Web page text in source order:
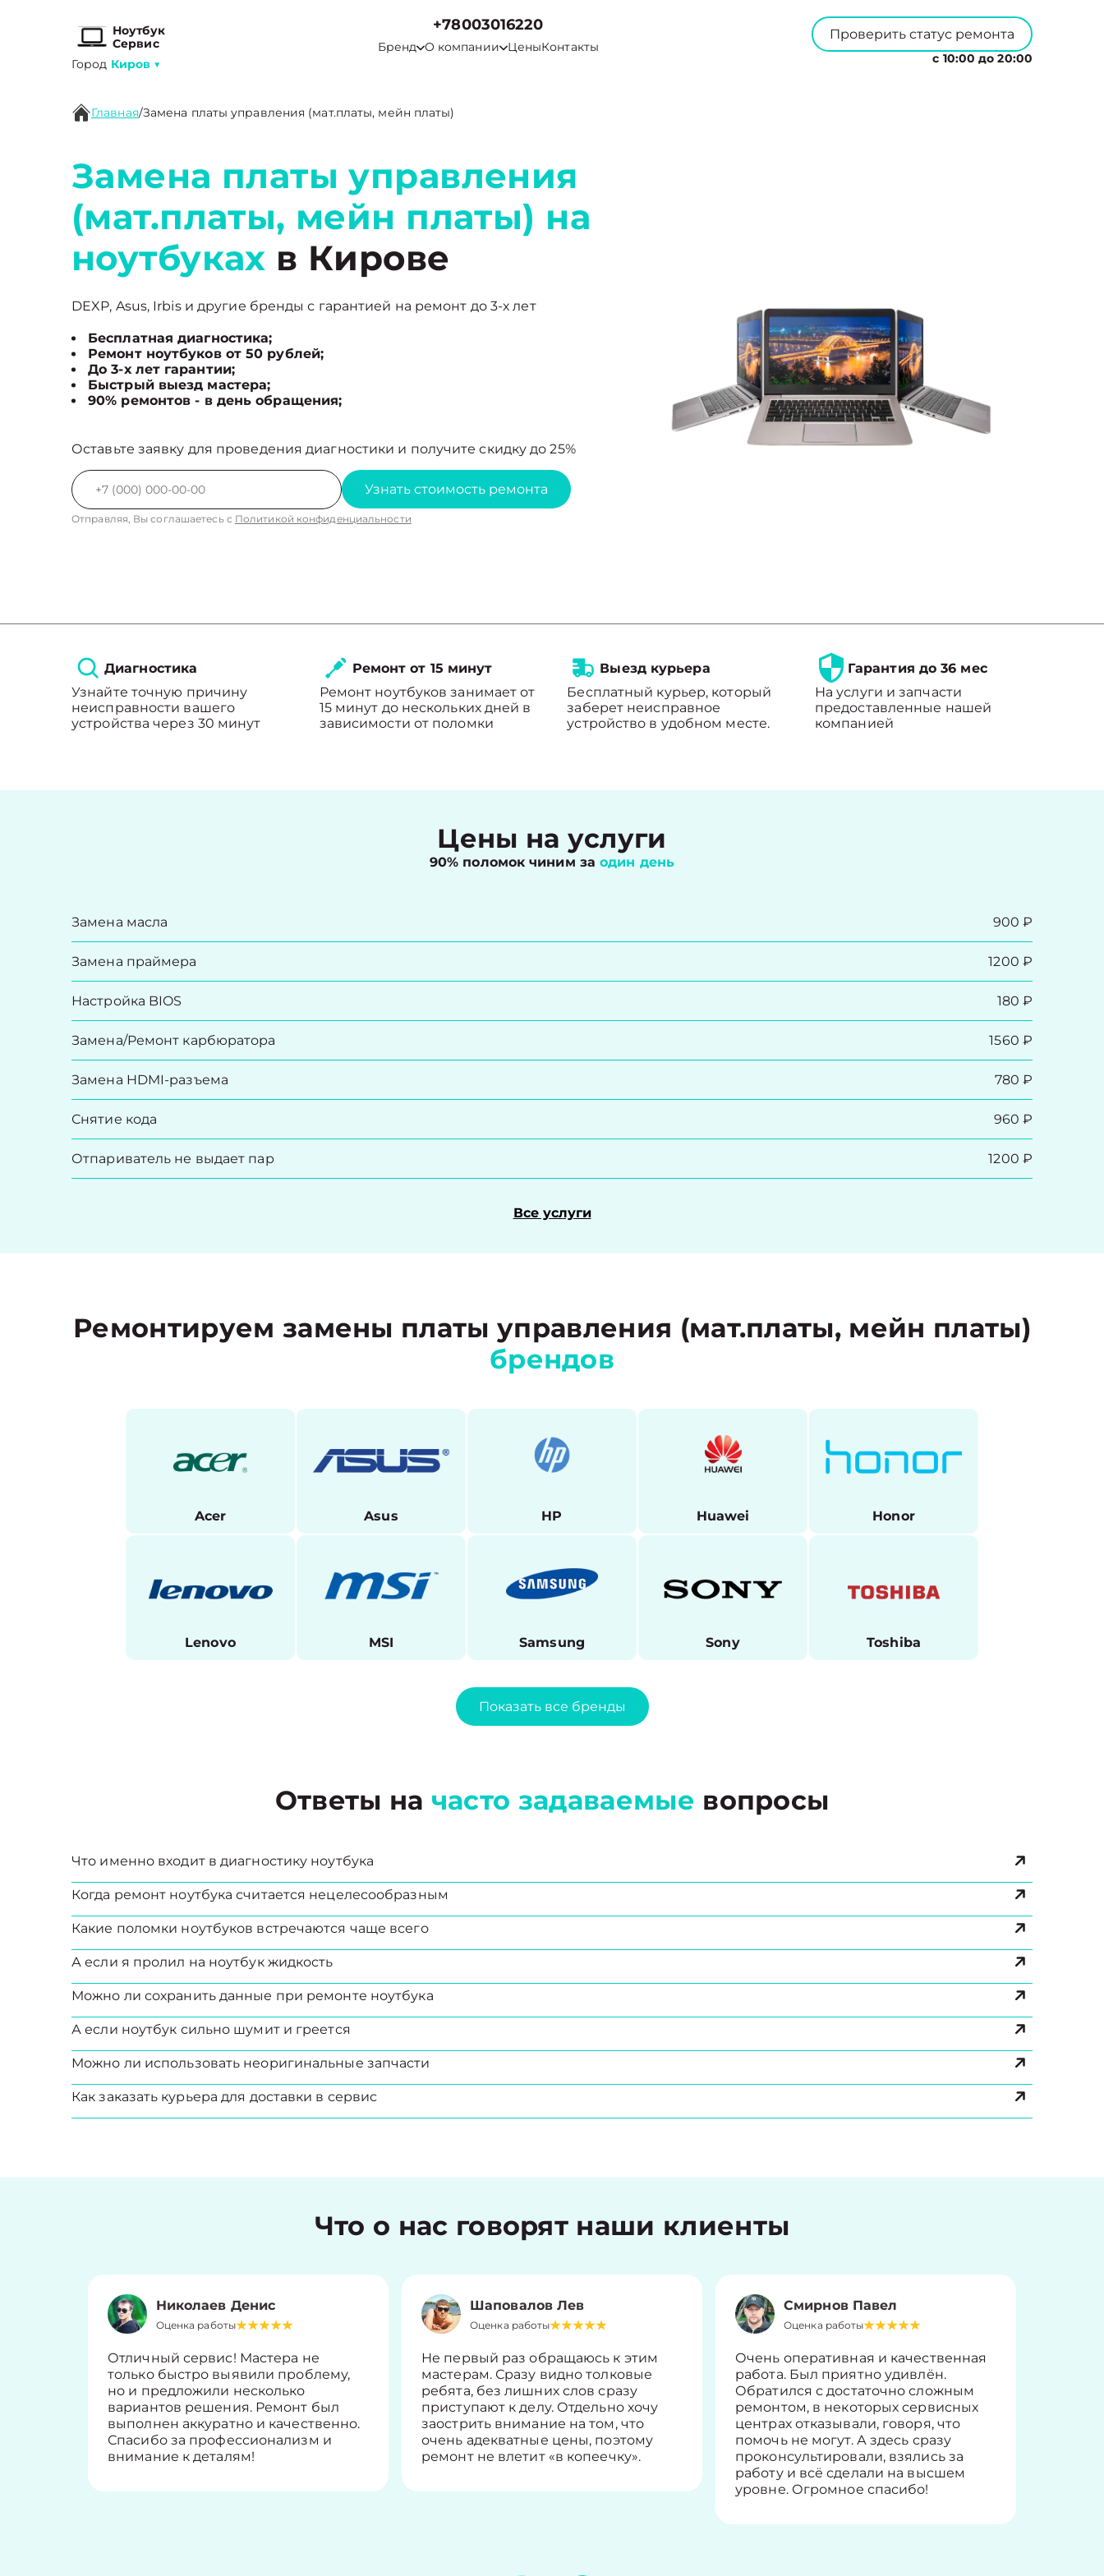
Ноутбук
Сервис
Город Киров ▼
+78003016220
Бренд О компании ЦеныКонтакты
Проверить статус ремонта
с 10:00 до 20:00
Главная/Замена платы управления (мат.платы, мейн платы)
Замена платы управления
(мат.платы, мейн платы) на
ноутбуках в Кирове
DEXP, Asus, Irbis и другие бренды с гарантией на ремонт до 3-х лет
Бесплатная диагностика;
Ремонт ноутбуков от 50 рублей;
До 3-х лет гарантии;
Быстрый выезд мастера;
90% ремонтов - в день обращения;
Оставьте заявку для проведения диагностики и получите скидку до 25%
Узнать стоимость ремонта
Отправляя, Вы соглашаетесь с Политикой конфиденциальности
Диагностика
Узнайте точную причину
неисправности вашего
устройства через 30 минут
Ремонт от 15 минут
Ремонт ноутбуков занимает от
15 минут до нескольких дней в
зависимости от поломки
Выезд курьера
Бесплатный курьер, который
заберет неисправное
устройство в удобном месте.
Гарантия до 36 мес
На услуги и запчасти
предоставленные нашей
компанией
Цены на услуги
90% поломок чиним заодин день
Замена масла 900 ₽
Замена праймера 1200 ₽
Настройка BIOS 180 ₽
Замена/Pемонт карбюратора 1560 ₽
Замена HDMI-разъема 780 ₽
Снятие кода 960 ₽
Отпариватель не выдает пар 1200 ₽
Все услуги
Ремонтируем замены платы управления (мат.платы, мейн платы)
брендов
Acer Asus HP Huawei Honor
Lenovo MSI Samsung Sony Toshiba
Показать все бренды
Ответы на часто задаваемые вопросы
Что именно входит в диагностику ноутбука
Когда ремонт ноутбука считается нецелесообразным
Какие поломки ноутбуков встречаются чаще всего
А если я пролил на ноутбук жидкость
Можно ли сохранить данные при ремонте ноутбука
А если ноутбук сильно шумит и греется
Можно ли использовать неоригинальные запчасти
Как заказать курьера для доставки в сервис
Что о нас говорят наши клиенты
Николаев Денис
Оценка работы
Отличный сервис! Мастера не
только быстро выявили проблему,
но и предложили несколько
вариантов решения. Ремонт был
выполнен аккуратно и качественно.
Спасибо за профессионализм и
внимание к деталям!
Шаповалов Лев
Оценка работы
Не первый раз обращаюсь к этим
мастерам. Сразу видно толковые
ребята, без лишних слов сразу
приступают к делу. Отдельно хочу
заострить внимание на том, что
очень адекватные цены, поэтому
ремонт не влетит «в копеечку».
Смирнов Павел
Оценка работы
Очень оперативная и качественная
работа. Был приятно удивлён.
Обратился с достаточно сложным
ремонтом, в некоторых сервисных
центрах отказывали, говоря, что
помочь не могут. А здесь сразу
проконсультировали, взялись за
работу и всё сделали на высшем
уровне. Огромное спасибо!